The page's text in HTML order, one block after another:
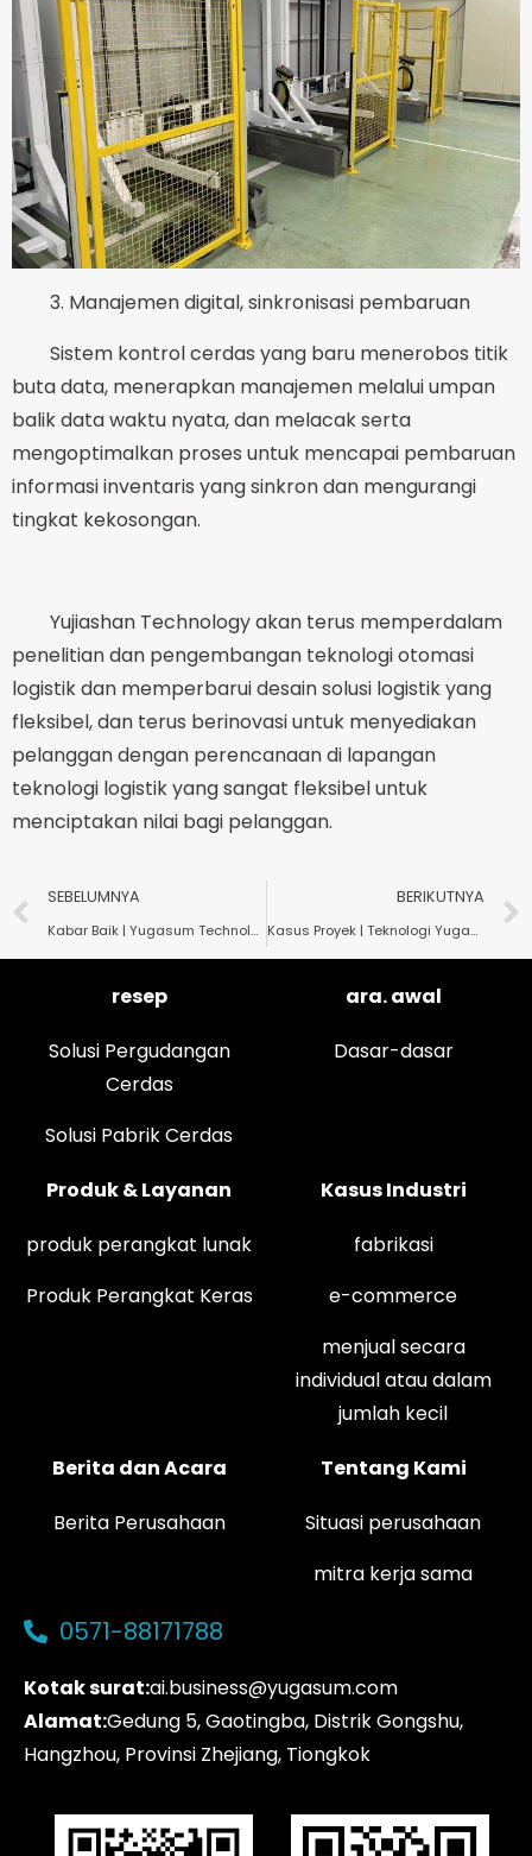
3. Manajemen digital, sinkronisasi pembaruan
Sistem kontrol cerdas yang baru menerobos titik
buta data, menerapkan manajemen melalui umpan
balik data waktu nyata, dan melacak serta
mengoptimalkan proses untuk mencapai pembaruan
informasi inventaris yang sinkron dan mengurangi
tingkat kekosongan.
Yujiashan Technology akan terus memperdalam
penelitian dan pengembangan teknologi otomasi
logistik dan memperbarui desain solusi logistik yang
fleksibel, dan terus berinovasi untuk menyediakan
pelanggan dengan perencanaan di lapangan
teknologi logistik yang sangat fleksibel untuk
menciptakan nilai bagi pelanggan.
SEBELUMNYA
Kabar Baik | Yugasum Technology berhasil menyelesaikan penerimaan 2 proyek penelitian konstruksi di Provinsi Zhejiang.
BERIKUTNYA
Kasus Proyek | Teknologi Yugasum Membantu Proyek Pabrik Cerdas Linyi
resep
Solusi Pergudangan
Cerdas
Solusi Pabrik Cerdas
ara. awal
Dasar-dasar
Produk & Layanan
produk perangkat lunak
Produk Perangkat Keras
Kasus Industri
fabrikasi
e-commerce
menjual secara
individual atau dalam
jumlah kecil
Berita dan Acara
Berita Perusahaan
Tentang Kami
Situasi perusahaan
mitra kerja sama
0571-88171788
Kotak surat:ai.business@yugasum.com
Alamat:Gedung 5, Gaotingba, Distrik Gongshu,
Hangzhou, Provinsi Zhejiang, Tiongkok